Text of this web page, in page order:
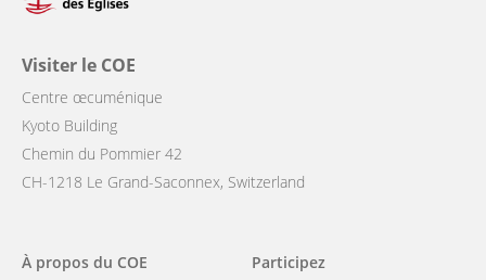
Visiter le COE
Centre œcuménique
Kyoto Building
Chemin du Pommier 42
CH-1218 Le Grand-Saconnex, Switzerland
Main
À propos du COE
Participez